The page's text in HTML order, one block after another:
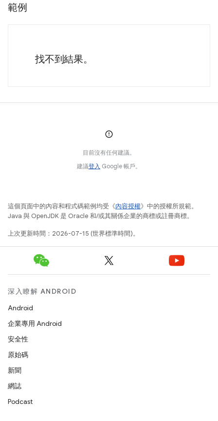
範例
找不到結果。
目前沒有任何建議。
建議登入 Google 帳戶。
這個頁面中的內容和程式碼範例均受《內容授權》中的授權所規範。
Java 與 OpenJDK 是 Oracle 和/或其關係企業的商標或註冊商標。
上次更新時間：2026-07-15 (世界標準時間)。
深入瞭解 ANDROID
Android
企業專用 Android
安全性
原始碼
新聞
網誌
Podcast